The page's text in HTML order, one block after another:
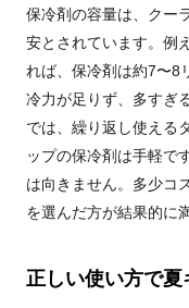
保冷剤の容量は、クー
安とされています。例
れば、保冷剤は約7〜8
冷力が足りず、多すぎ
では、繰り返し使える
ップの保冷剤は手軽で
は向きません。多少コ
を選んだ方が結果的に
正しい使い方で夏